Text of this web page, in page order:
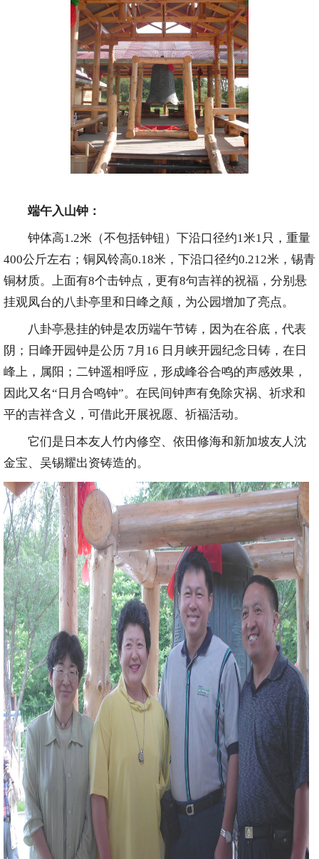
端午入山钟：
钟体高1.2米（不包括钟钮）下沿口径约1米1只，重量
400公斤左右；铜风铃高0.18米，下沿口径约0.212米，锡青
铜材质。上面有8个击钟点，更有8句吉祥的祝福，分别悬
挂观凤台的八卦亭里和日峰之颠，为公园增加了亮点。
八卦亭悬挂的钟是农历端午节铸，因为在谷底，代表
阴；日峰开园钟是公历 7月16 日月峡开园纪念日铸，在日
峰上，属阳；二钟遥相呼应，形成峰谷合鸣的声感效果，
因此又名“日月合鸣钟”。在民间钟声有免除灾祸、祈求和
平的吉祥含义，可借此开展祝愿、祈福活动。
它们是日本友人竹内修空、依田修海和新加坡友人沈
金宝、吴锡耀出资铸造的。